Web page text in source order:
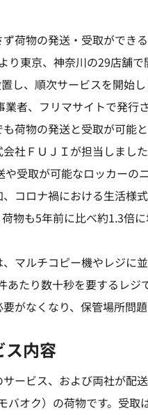
荷物の発送・受取ができ
東京、神奈川の29店舗で
し、順次サービスを開始し
業者、フリマサイトで発
荷物の発送と受取が可能
社ＦＵＪＩが担当しました
受取が可能なロッカーの
コロナ禍における生活様
物も5年前に比べ約1.3倍
マルチコピー機やレジに
たり数十秒を要するレジ
がなくなり、保管場所問題
ス内容
ービス、および両社が配
バオク）の荷物です。受